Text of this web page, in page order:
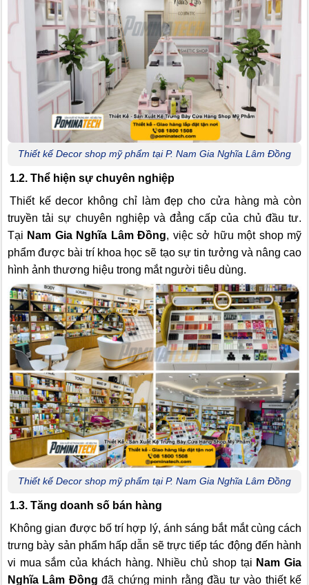
Thiết kế Decor shop mỹ phẩm tại P. Nam Gia Nghĩa Lâm Đồng
1.2. Thể hiện sự chuyên nghiệp
Thiết kế decor không chỉ làm đẹp cho cửa hàng mà còn
truyền tải sự chuyên nghiệp và đẳng cấp của chủ đầu tư.
Tại Nam Gia Nghĩa Lâm Đồng, việc sở hữu một shop mỹ
phẩm được bài trí khoa học sẽ tạo sự tin tưởng và nâng cao
hình ảnh thương hiệu trong mắt người tiêu dùng.
Thiết kế Decor shop mỹ phẩm tại P. Nam Gia Nghĩa Lâm Đồng
1.3. Tăng doanh số bán hàng
Không gian được bố trí hợp lý, ánh sáng bắt mắt cùng cách
trưng bày sản phẩm hấp dẫn sẽ trực tiếp tác động đến hành
vi mua sắm của khách hàng. Nhiều chủ shop tại Nam Gia
Nghĩa Lâm Đồng đã chứng minh rằng đầu tư vào thiết kế